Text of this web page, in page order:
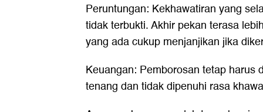
Peruntungan: Kekhawatiran yang
tidak terbukti. Akhir pekan terasa
yang ada cukup menjanjikan jika
Keuangan: Pemborosan tetap harus
tenang dan tidak dipenuhi rasa